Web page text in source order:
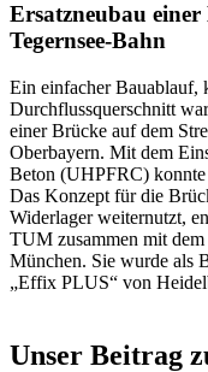
Ersatzneubau
Tegernsee-Bahn
Ein einfacher Bauablauf,
Durchflussquerschnitt
einer Brücke auf dem
Oberbayern. Mit dem
Beton (UHPFRC) konnte
Das Konzept für die
Widerlager weiternutzt,
TUM zusammen mit
München. Sie wurde als
„Effix PLUS“ von
Unser Beitrag